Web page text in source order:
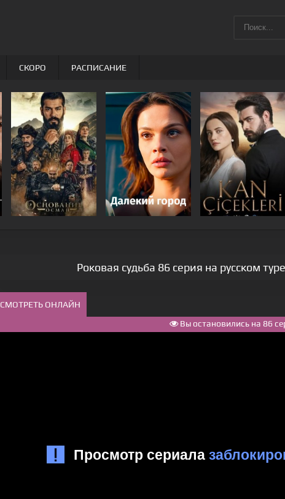
Роковая судьба 86 серия на русском
СМОТРЕТЬ ОНЛАЙН
Вы остановились на 86
СКОРО РАСПИСАНИЕ